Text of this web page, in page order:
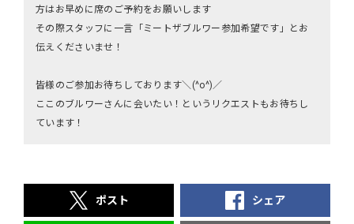
方はお早めに席のご予約をお願いします
その際スタッフに一言「ミートザブルワー参加希望です」とお
伝えくださいませ！
皆様のご参加お待ちしております＼(^o^)／
ここのブルワーさんに会いたい！というリクエストもお待ちし
ています！
ポスト シェア